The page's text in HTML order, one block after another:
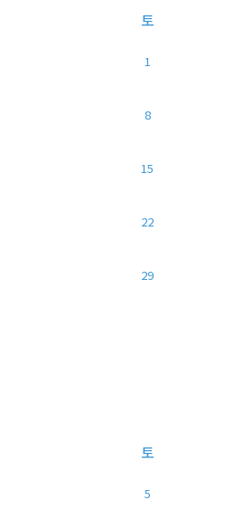
토
1
8
15
22
29
토
5